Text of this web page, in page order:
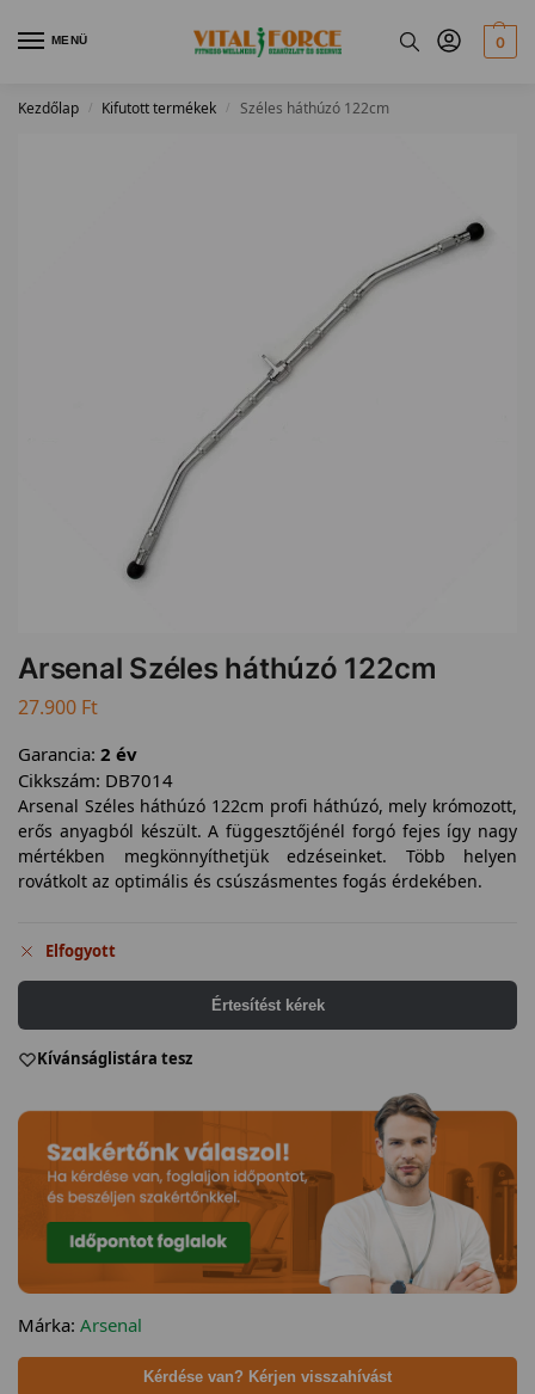
MENÜ 0
Kezdőlap / Kifutott termékek / Széles háthúzó 122cm
Arsenal Széles háthúzó 122cm
27.900 Ft
Garancia: 2 év
Cikkszám: DB7014
Arsenal Széles háthúzó 122cm profi háthúzó, mely krómozott,
erős anyagból készült. A függesztőjénél forgó fejes így nagy
mértékben megkönnyíthetjük edzéseinket. Több helyen
rovátkolt az optimális és csúszásmentes fogás érdekében.
Elfogyott
Értesítést kérek
Kívánságlistára tesz
Márka: Arsenal
Kérdése van? Kérjen visszahívást